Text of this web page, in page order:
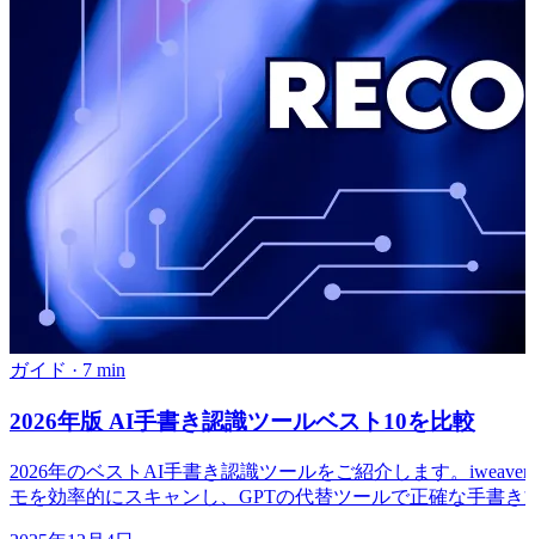
ガイド · 7 min
2026年版 AI手書き認識ツールベスト10を比較
2026年のベストAI手書き認識ツールをご紹介します。
モを効率的にスキャンし、GPTの代替ツールで正確な手書き